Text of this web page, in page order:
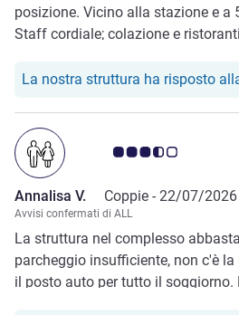
posizione. Vicino alla stazione e a
Staff cordiale; colazione e
La nostra struttura ha risposto
Giudizio clienti 3.5/5
Annalisa V. Coppie - 22/07/2026
Avvisi confermati di ALL
La struttura nel complesso
parcheggio insufficiente, non c'è
il posto auto per tutto il soggiorno.